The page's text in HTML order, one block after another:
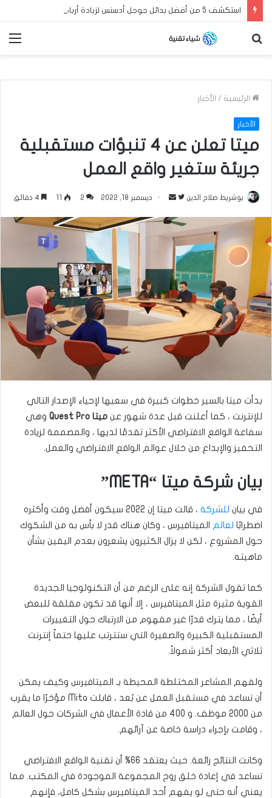
الرئيسية / الأخبار
الأخبار
ميتا تعلن عن 4 تنبؤات مستقبلية
جريئة ستغير واقع العمل
بوشريط صلاح الدين
ت
ب
ع
ع
ل
ى
ت
و
ت
ر
س
ر
د
ا
ل
و
ن
ديسمبر 18, 2022 2
11
بدأت ميتا بالسير خطوات كبيرة في سعيها لإحياء الإصدار التالي
للإنترنت ، كما أعلنت قبل عدة شهور عن ميتا Quest Pro
وهي
سماعة الواقع الافتراضي الأكثر تقدمًا لديها ، والمصممة لزيادة
التحفيز والإبداع من خلال عوالم الواقع الافتراضي والعمل.
بيان شركة ميتا “META”
في بيان للشركة
، قالت ميتا إن 2022 سيكون أفضل وقت وأكثره
اضطرابًا لعالم الميتافيرس ، وكان هناك قدر لا بأس به من الشكوك
حول المشروع ، لكن لا يزال الكثيرون يشعرون بعدم اليقين بشأن
ماهيته.
كما تقول الشركة إنه على الرغم من أن التكنولوجيا الجديدة
القوية مثيرة مثل الميتافيرس ، إلا أنها قد تكون مقلقة للبعض
أيضًا ، مما يترك قدرًا غير مفهوم من الارتباك حول التغييرات
المستقبلية الكبيرة والصغيرة التي ستترتب عليها حتماً إنترنت
ثلاثي الأبعاد أكثر شمولاً.
ولفهم المشاعر المختلطة المحيطة بـ الميتافيرس وكيف يمكن
أن تساعد في مستقبل العمل عن بُعد ، قابلت Mita مؤخرًا ما يقرب
من 2000 موظف. و 400 من قادة الأعمال في الشركات حول العالم
، وقامت بإجراء دراسة خاصة عن آرائهم.
وكانت النتائج رائعة. حيث يعتقد 66% أن تقنية الواقع الافتراضي
تساعد في إعادة خلق روح المجموعة الموجودة في المكتب. مما
يعني أنه حتى لو يفهم أحد الميتافيرس بشكل كامل، فإنهم